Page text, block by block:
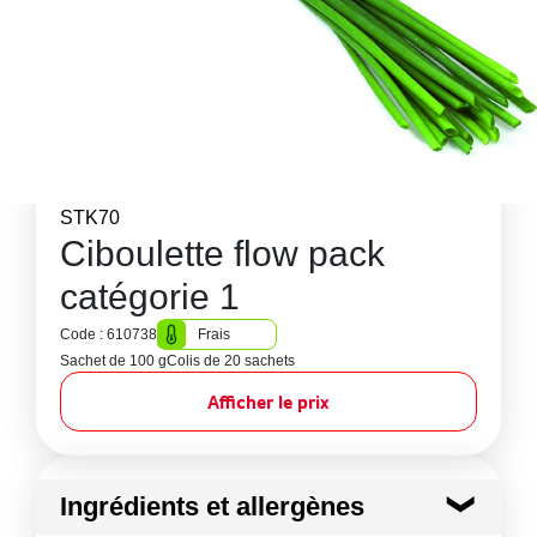
STK70
Ciboulette flow pack
catégorie 1
Code : 610738
Frais
Sachet de 100 gColis de 20 sachets
Afficher le prix
Ingrédients et allergènes